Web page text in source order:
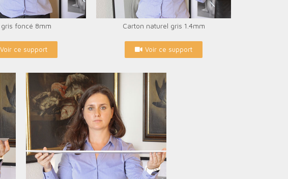
gris foncé 8mm
Voir ce support
Carton naturel gris 1.4mm
Voir ce support